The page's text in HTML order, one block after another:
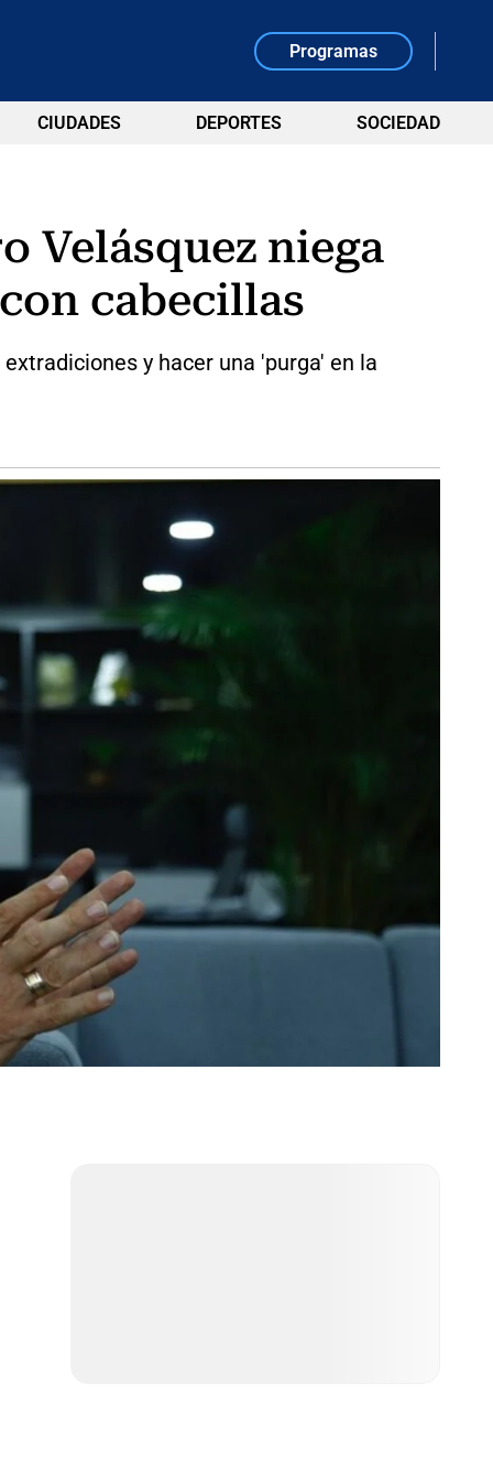
Programas
CIUDADES DEPORTES SOCIEDAD
Velásquez niega
cabecillas
y hacer una 'purga' en la